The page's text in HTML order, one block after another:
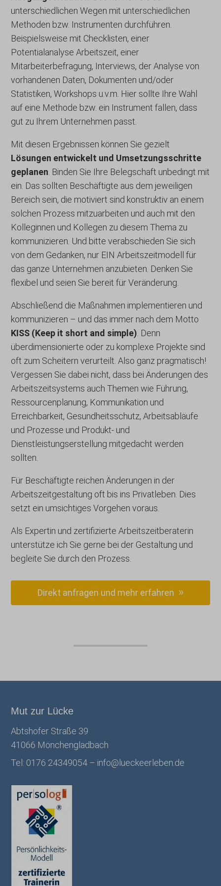
unterschiedlichen Wegen mit unterschiedlichen
Methoden bzw. Instrumenten durchführen.
Beispielsweise mit Checklisten, einer
Potentialanalyse Arbeitszeit, einer
Mitarbeiterbefragung, Interviews, der Analyse von
vorhandenen Daten, Dokumenten und/oder
Statistiken, Workshops u.v.m. Hier sollte Ihre Wahl
auf eine Methode bzw. ein Instrument fallen, dass
gut zu Ihrem Unternehmen passt.
Mit diesen Ergebnissen können Sie gezielt
Lösungen entwickelt und Umsetzungsschritte
geplanen . Binden Sie Ihre Belegschaft unbedingt mit
ein. Das sollten Beschäftigte aus dem jeweiligen
Bereich sein, die motiviert sind konstruktiv an einem
solchen Prozess mitzuarbeiten und auch mit den
Kolleginnen und Kollegen zu diesem Thema zu
kommunizieren. Und bitte verabschieden Sie sich
von dem Gedanken, nur EIN Arbeitszeitmodell für
das ganze Unternehmen anzubieten. Denken Sie
flexibel und seien Sie bereit für Veränderung.
Abschließend die Maßnahmen implementieren und
kommunizieren – und das immer nach dem Motto
KISS (Keep it short and simple) . Denn
überdimensionierte oder zu komplexe Projekte sind
oft zum Scheitern verurteilt. Also ganz pragmatisch!
Vergessen Sie dabei nicht, dass bei Änderungen des
Arbeitszeitsystems auch Themen wie Führung,
Ressourcenplanung, Kommunikation und
Erreichbarkeit, Gesundheitsschutz, Arbeitsabläufe
und Prozesse und Produkt- und
Dienstleistungserstellung mitgedacht werden
sollten.
Für Beschäftigte reichen Änderungen in der
Arbeitszeitgestaltung oft bis ins Privatleben. Dies
setzt ein umsichtiges Vorgehen voraus.
Als Expertin und zertifizierte Arbeitszeitberaterin
unterstütze ich Sie gerne bei der Gestaltung und
begleite Sie durch den Prozess.
Direkt anfragen und mehr erfahren
Mut zur Lücke
Abtshofer Straße 39
41066 Mönchengladbach
Tel: 0176 24349054 – info@lueckeerleben.de
CookieConsent
cookielawinfo-checkbox-*
cookieyes-consent
gdpr_consent
OptanonConsent
wp-settings-*
wp-settings-time-*
wpl_viewed_cookie
mhcookie
www.lueckeerleben.de
lueckeerleben.de
Details anzeigen
_deCookiesConsent
_ketch_consent_v1_
blocksy_cookies_consent_accepted
cb-enabled
cc_cookie_accept
cli_cookie_consent
cookie_permission_granted
cookie-*
cookies_accepted
fs-cc
kconsent
klaro
litespeed_qc_hide_banner
OptanonAlertBoxClosed
snconsent
termsfeed_pc1_consent
twCookieConsent
wpc*